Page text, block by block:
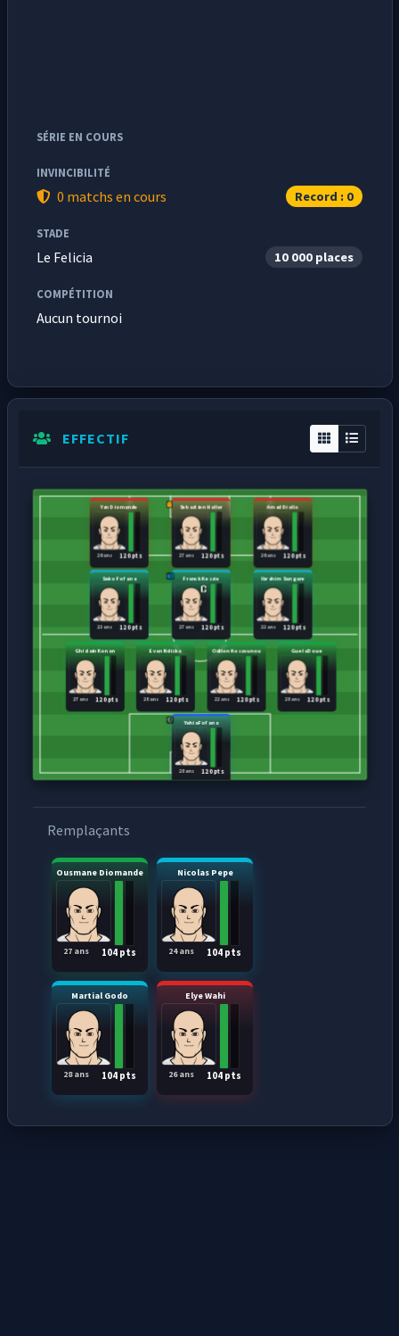
SÉRIE EN COURS
INVINCIBILITÉ
0 matchs en cours Record : 0
STADE
Le Felicia 10 000 places
COMPÉTITION
Aucun tournoi
EFFECTIF
Yahia Fofana
120 pts
28 ans
Ghislain Konan
120 pts
27 ans
Evan Ndicka
120 pts
28 ans
Odilon Kossounou
120 pts
22 ans
Guela Doue
120 pts
28 ans
Seko Fofana
120 pts
23 ans
Franck Kessie
120 pts
27 ans
Ibrahim Sangare
120 pts
22 ans
Yan Diomande
120 pts
26 ans
Sebastien Haller
120 pts
27 ans
Amad Diallo
120 pts
26 ans
Remplaçants
Ousmane Diomande
104 pts
27 ans
Nicolas Pepe
104 pts
24 ans
Martial Godo
104 pts
28 ans
Elye Wahi
104 pts
26 ans